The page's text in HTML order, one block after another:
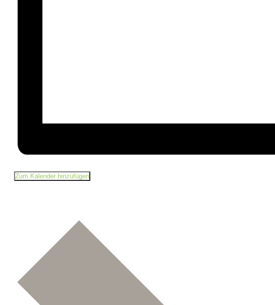
Zum Kalender hinzufügen